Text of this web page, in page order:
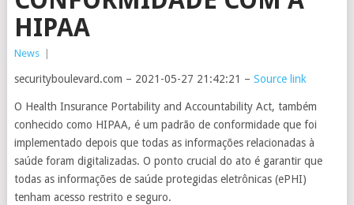
HIPAA
News
securityboulevard.com – 2021-05-27 21:42:21 – Source link
O Health Insurance Portability and Accountability Act, também
conhecido como HIPAA, é um padrão de conformidade que foi
implementado depois que todas as informações relacionadas à
saúde foram digitalizadas. O ponto crucial do ato é garantir que
todas as informações de saúde protegidas eletrônicas (ePHI)
tenham acesso restrito e seguro.